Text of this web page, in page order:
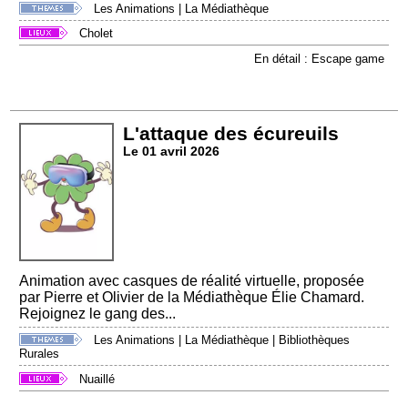
Les Animations
La Médiathèque
Cholet
En détail : Escape game
L'attaque des écureuils
Le 01 avril 2026
Animation avec casques de réalité virtuelle, proposée
par Pierre et Olivier de la Médiathèque Élie Chamard.
Rejoignez le gang des...
Les Animations La Médiathèque
Bibliothèques
Rurales
Nuaillé